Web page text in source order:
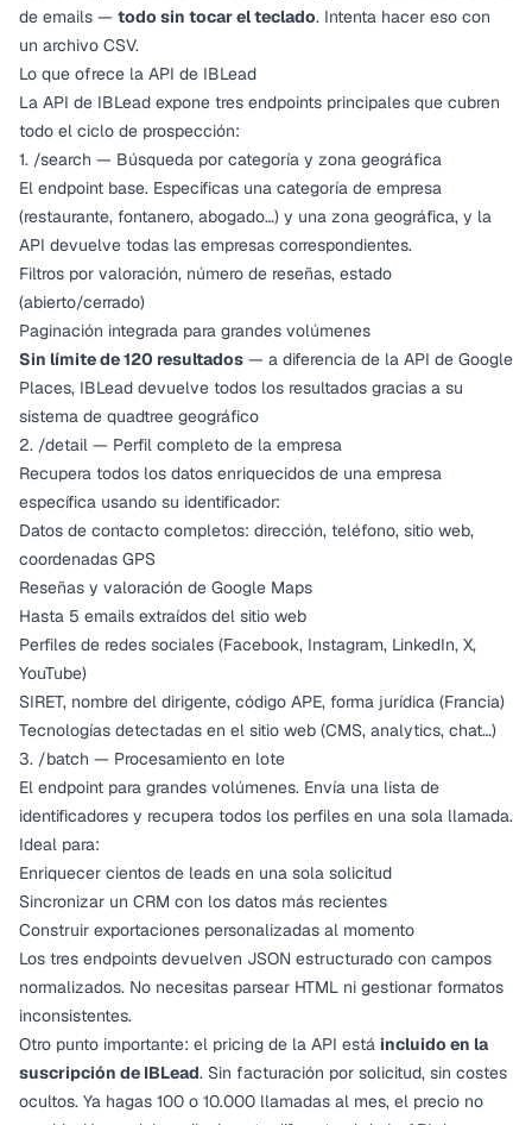
de emails — todo sin tocar el teclado. Intenta hacer eso con
un archivo CSV.
Lo que ofrece la API de IBLead
La API de IBLead expone tres endpoints principales que cubren
todo el ciclo de prospección:
1. /search — Búsqueda por categoría y zona geográfica
El endpoint base. Especificas una categoría de empresa
(restaurante, fontanero, abogado…) y una zona geográfica, y la
API devuelve todas las empresas correspondientes.
Filtros por valoración, número de reseñas, estado
(abierto/cerrado)
Paginación integrada para grandes volúmenes
Sin límite de 120 resultados — a diferencia de la API de Google
Places, IBLead devuelve todos los resultados gracias a su
sistema de quadtree geográfico
2. /detail — Perfil completo de la empresa
Recupera todos los datos enriquecidos de una empresa
específica usando su identificador:
Datos de contacto completos: dirección, teléfono, sitio web,
coordenadas GPS
Reseñas y valoración de Google Maps
Hasta 5 emails extraídos del sitio web
Perfiles de redes sociales (Facebook, Instagram, LinkedIn, X,
YouTube)
SIRET, nombre del dirigente, código APE, forma jurídica (Francia)
Tecnologías detectadas en el sitio web (CMS, analytics, chat…)
3. /batch — Procesamiento en lote
El endpoint para grandes volúmenes. Envía una lista de
identificadores y recupera todos los perfiles en una sola llamada.
Ideal para:
Enriquecer cientos de leads en una sola solicitud
Sincronizar un CRM con los datos más recientes
Construir exportaciones personalizadas al momento
Los tres endpoints devuelven JSON estructurado con campos
normalizados. No necesitas parsear HTML ni gestionar formatos
inconsistentes.
Otro punto importante: el pricing de la API está incluido en la
suscripción de IBLead. Sin facturación por solicitud, sin costes
ocultos. Ya hagas 100 o 10.000 llamadas al mes, el precio no